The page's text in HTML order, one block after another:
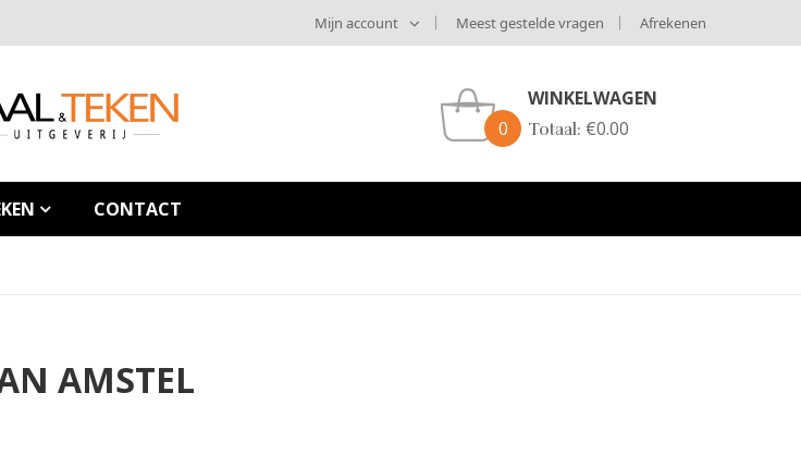
Mijn account Meest gestelde vragen Afrekenen
WINKELWAGEN
0
Totaal: €0.00
CONTACT
AMSTEL